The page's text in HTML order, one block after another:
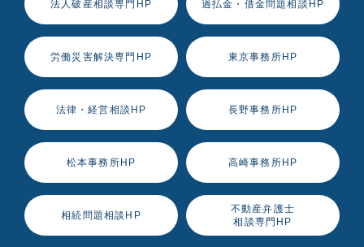
法人破産相談専門HP 過払金・借金問題相談HP
労働災害解決専門HP 東京事務所HP
法律・経営相談HP 長野事務所HP
松本事務所HP 高崎事務所HP
相続問題相談HP
不動産弁護士
相談専門HP